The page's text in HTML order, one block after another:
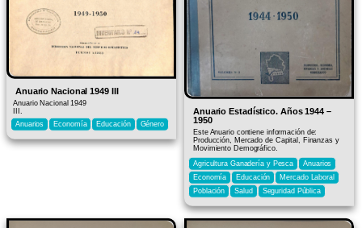
Anuario Nacional 1949 III
Anuario Nacional 1949
III.
Anuarios
Economía Educación Género
Anuario Estadístico. Años 1944 –
1950
Este Anuario contiene información de:
Producción, Mercado de Capital, Finanzas y
Movimiento Demográfico.
Agricultura Ganadería y Pesca
Anuarios
Economía
Educación
Mercado Laboral
Población
Salud Seguridad Pública